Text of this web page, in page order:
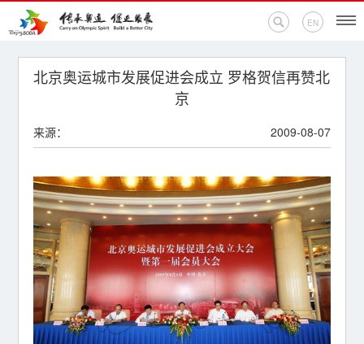
EN
首页
活动专题
奥运百科
奥促机构
奥运之家
联系我们
北京奥运城市发展促进会成立 罗格贺信再赞北
京
来源： 2009-08-07